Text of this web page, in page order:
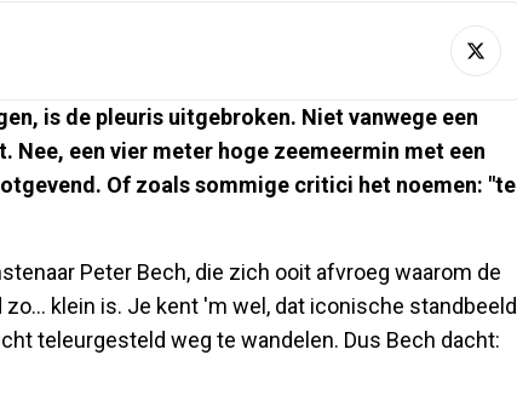
is de pleuris uitgebroken. Niet vanwege een
een vier meter hoge zeemeermin met een
Of zoals sommige critici het noemen: "te
Peter Bech, die zich ooit afvroeg waarom de
klein is. Je kent 'm wel, dat iconische standbeeld
teleurgesteld weg te wandelen. Dus Bech dacht: